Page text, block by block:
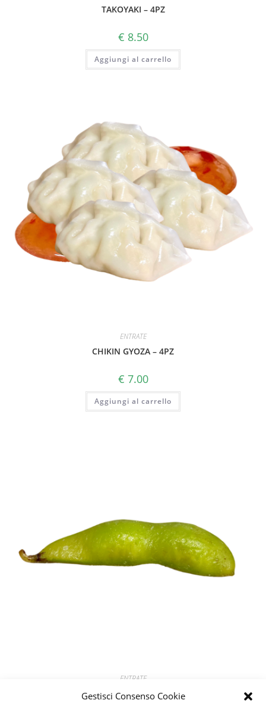
Gestisci Consenso Cookie
TAKOYAKI – 4PZ
€ 8.50
Aggiungi al carrello
ENTRATE
CHIKIN GYOZA – 4PZ
€ 7.00
Aggiungi al carrello
ENTRATE
EDAMAME